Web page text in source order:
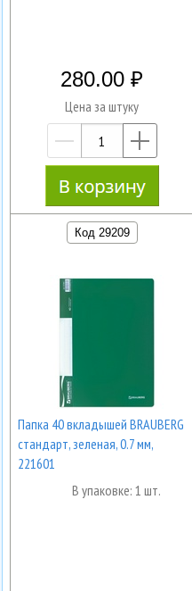
280.00
Цена за штуку
—
Код 29209
Папка 40 вкладышей BRAUBERG
стандарт, зеленая, 0.7 мм,
221601
В упаковке: 1 шт.